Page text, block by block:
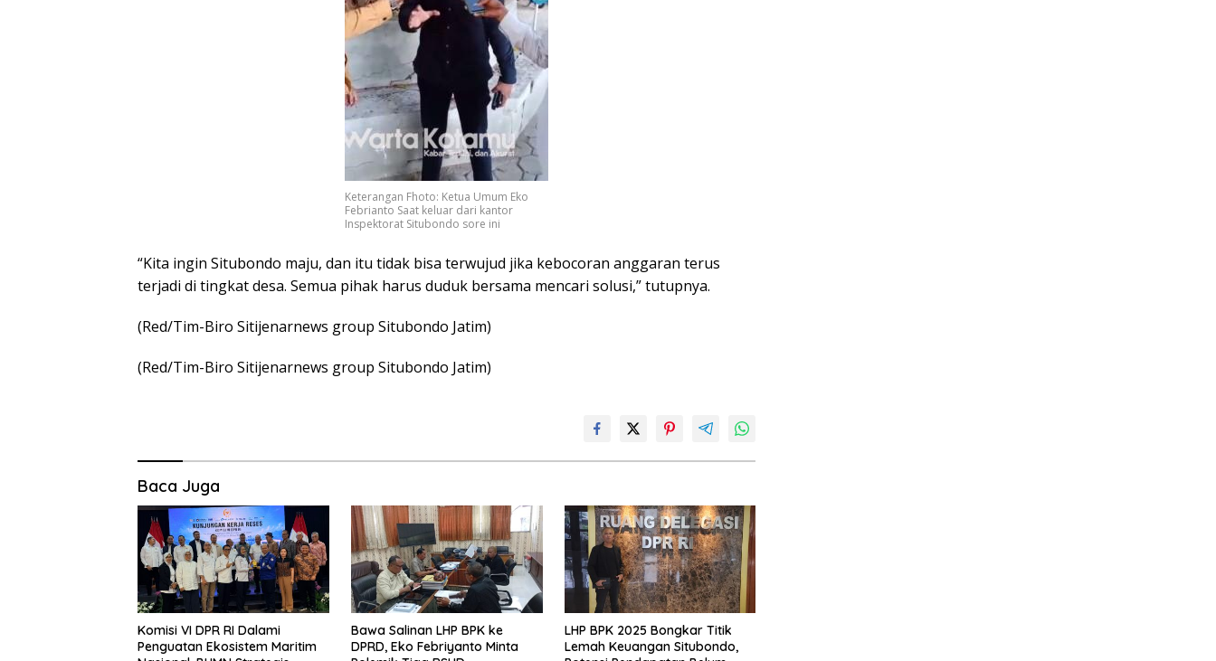
Keterangan Fhoto: Ketua Umum Eko
Febrianto Saat keluar dari kantor
Inspektorat Situbondo sore ini
“Kita ingin Situbondo maju, dan itu tidak bisa terwujud jika kebocoran anggaran terus
terjadi di tingkat desa. Semua pihak harus duduk bersama mencari solusi,” tutupnya.
(Red/Tim-Biro Sitijenarnews group Situbondo Jatim)
(Red/Tim-Biro Sitijenarnews group Situbondo Jatim)
Baca Juga
Komisi VI DPR RI Dalami
Penguatan Ekosistem Maritim
Bawa Salinan LHP BPK ke
DPRD, Eko Febriyanto Minta
LHP BPK 2025 Bongkar Titik
Lemah Keuangan Situbondo,